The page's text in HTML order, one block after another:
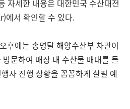
자세한 내용은 대한민국 수산대전
서 확인할 수 있다.
후에는 송명달 해양수산부 차관이
문하여 매장 내 수산물 매대를 돌
사 진행 상황을 꼼꼼하게 살필 예